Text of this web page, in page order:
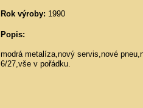
Rok výroby: 1990
Popis:
modrá metalíza,nový servis,nové
6/27,vše v pořádku.